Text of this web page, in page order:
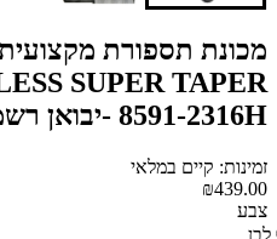
מכונת תספורת
SUPER TAPER
8591-2316H -יבואן רשמי!
זמינות: קיים במלאי
₪439.00
צבע
לבן